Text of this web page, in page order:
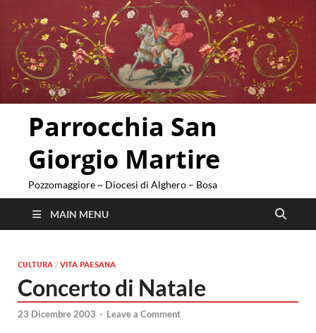
Parrocchia San
Giorgio Martire
Pozzomaggiore ~ Diocesi di Alghero – Bosa
MAIN MENU
CULTURA / VITA PAESANA
Concerto di Natale
23 Dicembre 2003 - Leave a Comment